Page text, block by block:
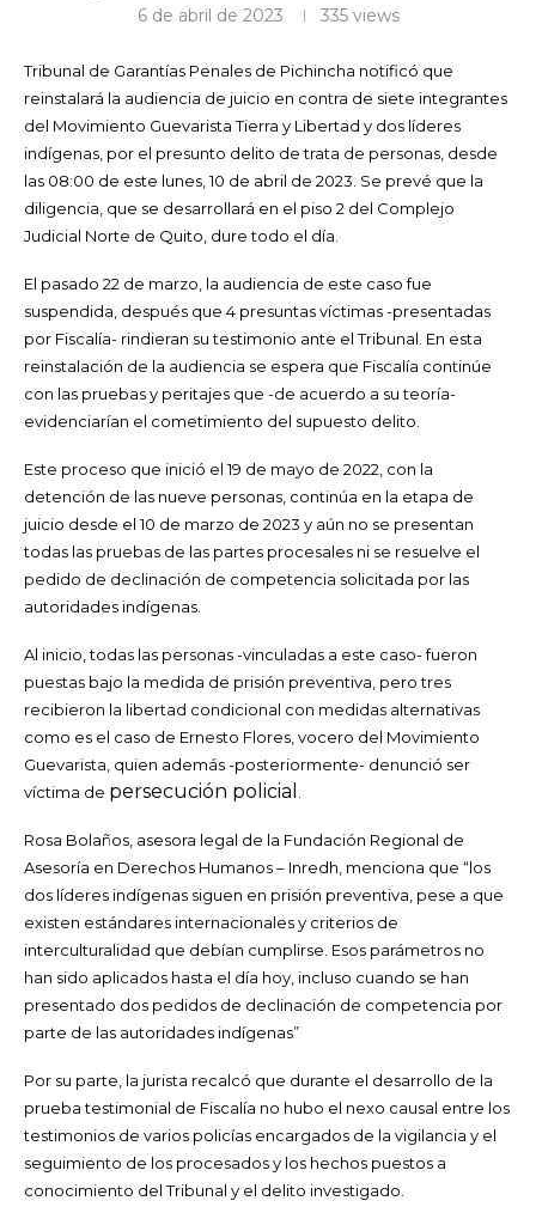
6 de abril de 2023 335views
Tribunal de Garantías Penales de Pichincha notificó que
reinstalará la audiencia de juicio en contra de siete integrantes
del Movimiento Guevarista Tierra y Libertad y dos líderes
indígenas, por el presunto delito de trata de personas, desde
las 08:00 de este lunes, 10 de abril de 2023. Se prevé que la
diligencia, que se desarrollará en el piso 2 del Complejo
Judicial Norte de Quito, dure todo el día.
El pasado 22 de marzo, la audiencia de este caso fue
suspendida, después que 4 presuntas víctimas -presentadas
por Fiscalía- rindieran su testimonio ante el Tribunal. En esta
reinstalación de la audiencia se espera que Fiscalía continúe
con las pruebas y peritajes que -de acuerdo a su teoría-
evidenciarían el cometimiento del supuesto delito.
Este proceso que inició el 19 de mayo de 2022, con la
detención de las nueve personas, continúa en la etapa de
juicio desde el 10 de marzo de 2023 y aún no se presentan
todas las pruebas de las partes procesales ni se resuelve el
pedido de declinación de competencia solicitada por las
autoridades indígenas.
Al inicio, todas las personas -vinculadas a este caso- fueron
puestas bajo la medida de prisión preventiva, pero tres
recibieron la libertad condicional con medidas alternativas
como es el caso de Ernesto Flores, vocero del Movimiento
Guevarista, quien además -posteriormente- denunció ser
víctima de persecución policial .
Rosa Bolaños, asesora legal de la Fundación Regional de
Asesoría en Derechos Humanos – Inredh, menciona que “los
dos líderes indígenas siguen en prisión preventiva, pese a que
existen estándares internacionales y criterios de
interculturalidad que debían cumplirse. Esos parámetros no
han sido aplicados hasta el día hoy, incluso cuando se han
presentado dos pedidos de declinación de competencia por
parte de las autoridades indígenas”
Por su parte, la jurista recalcó que durante el desarrollo de la
prueba testimonial de Fiscalía no hubo el nexo causal entre los
testimonios de varios policías encargados de la vigilancia y el
seguimiento de los procesados y los hechos puestos a
conocimiento del Tribunal y el delito investigado.